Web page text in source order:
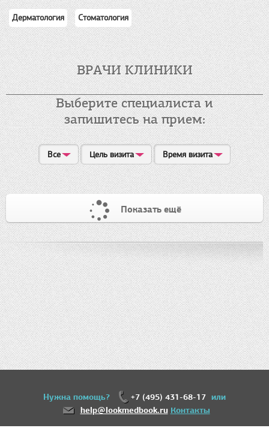
Дерматология Стоматология
ВРАЧИ КЛИНИКИ
Выберите специалиста и
запишитесь на прием:
Все Цель визита Время визита
Показать ещё
Нужна помощь? +7 (495) 431-68-17 или
help@lookmedbook.ru Контакты